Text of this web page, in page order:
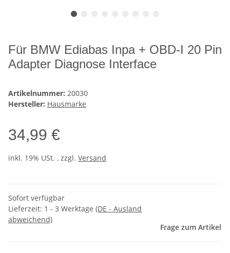
Für BMW Ediabas Inpa + OBD-I 20 Pin
Adapter Diagnose Interface
Artikelnummer: 20030
Hersteller: Hausmarke
34,99 €
inkl. 19% USt. , zzgl. Versand
Sofort verfügbar
Lieferzeit: 1 - 3 Werktage (DE - Ausland
abweichend)
Frage zum Artikel